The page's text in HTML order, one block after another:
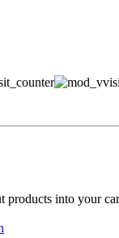
into your